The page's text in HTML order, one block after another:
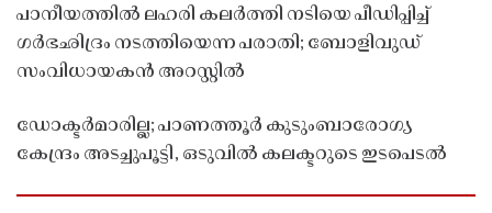
പാനീയത്തിൽ ലഹരി കലർത്തി നടിയെ പീഡിപ്പിച്ച്
ഗർഭഛിദ്രം നടത്തിയെന്ന പരാതി; ബോളിവുഡ്
സംവിധായകൻ അറസ്റ്റിൽ
ഡോക്ടർമാരില്ല; പാണത്തൂർ കുടുംബാരോഗ്യ
കേന്ദ്രം അടച്ചുപൂട്ടി, ഒടുവിൽ കലക്ടറുടെ ഇടപെടൽ